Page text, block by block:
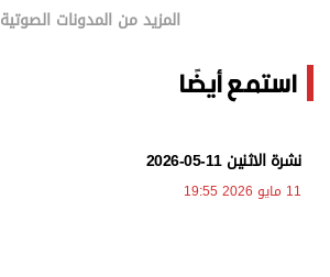
المزيد من المدونات الصوتية
استمع أيضًا
نشرة الاثنين 11-05-2026
11 مايو 2026 19:55